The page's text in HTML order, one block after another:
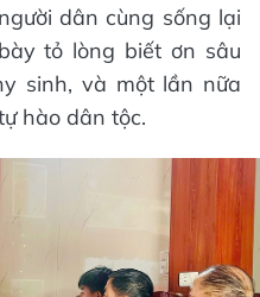
dân cùng sống lại
tỏ lòng biết ơn sâu
sinh, và một lần nữa
hào dân tộc.